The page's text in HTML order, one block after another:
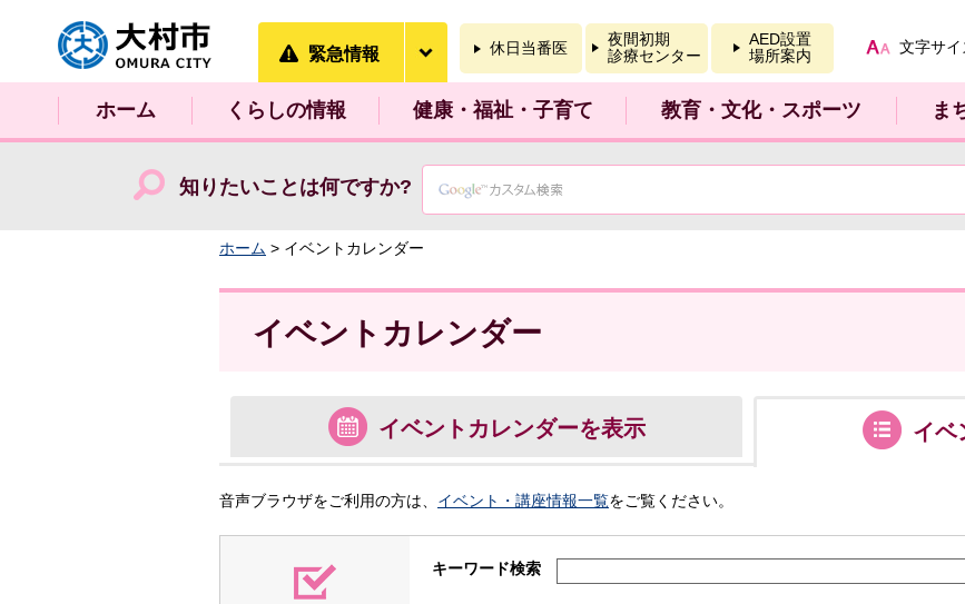
大村市
緊急情報 休日当番医
夜間初期
診療センター
AED設置
場所案内
文字サ
ホーム くらしの情報 健康・福祉・子育て 教育・文化・スポーツ ま
知りたいことは何ですか?
ホーム > イベントカレンダー
イベントカレンダー
イベント カレンダーを表示 イベ
音声ブラウザをご利用の方は、 イベント・講座情報一覧をご覧ください。
キーワード検索